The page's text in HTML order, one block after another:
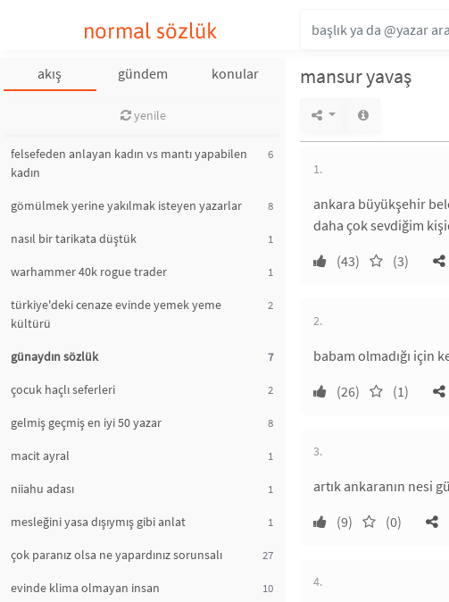
normal sözlük
akış gündem konular
yenile
felsefeden anlayan kadın vs mantı yapabilen
kadın
6
gömülmek yerine yakılmak isteyen yazarlar 8
nasıl bir tarikata düştük 1
warhammer 40k rogue trader 1
türkiye'deki cenaze evinde yemek yeme
kültürü
2
günaydın sözlük 7
çocuk haçlı seferleri 2
gelmiş geçmiş en iyi 50 yazar 8
macit ayral 1
niiahu adası 1
mesleğini yasa dışıymış gibi anlat 1
çok paranız olsa ne yapardınız sorunsalı 27
evinde klima olmayan insan 10
mansur yavaş
1.
ankara büyükşehir
daha çok sevdiğim
(43)
(3)
2.
babam olmadığı için
(26)
(1)
3.
artık ankaranın nesi
(9)
(0)
4.